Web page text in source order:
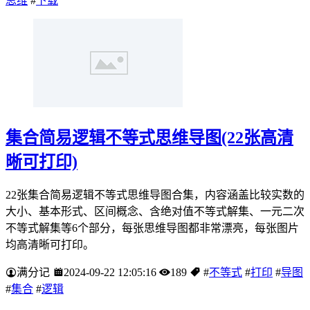
集合简易逻辑不等式思维导图(22张高清
晰可打印)
22张集合简易逻辑不等式思维导图合集，内容涵盖比较实数的
大小、基本形式、区间概念、含绝对值不等式解集、一元二次
不等式解集等6个部分，每张思维导图都非常漂亮，每张图片
均高清晰可打印。
满分记 2024-09-22 12:05:16 189 #不等式 #打印 #导图
#集合 #逻辑